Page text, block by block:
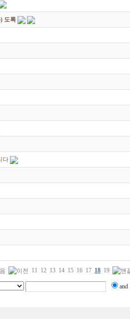
도록
다
11 12 13 14 15 16 17 18 19
and